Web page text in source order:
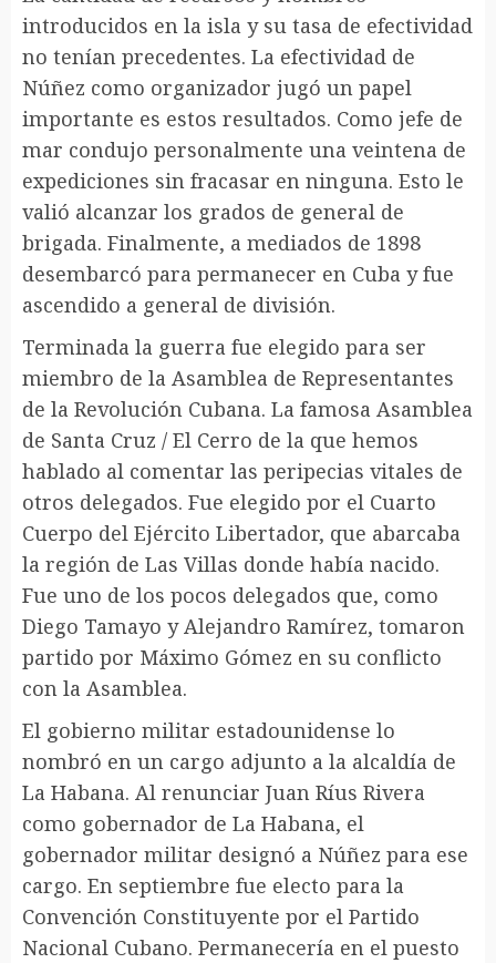
introducidos en la isla y su tasa de efectividad
no tenían precedentes. La efectividad de
Núñez como organizador jugó un papel
importante es estos resultados. Como jefe de
mar condujo personalmente una veintena de
expediciones sin fracasar en ninguna. Esto le
valió alcanzar los grados de general de
brigada. Finalmente, a mediados de 1898
desembarcó para permanecer en Cuba y fue
ascendido a general de división.
Terminada la guerra fue elegido para ser
miembro de la Asamblea de Representantes
de la Revolución Cubana. La famosa Asamblea
de Santa Cruz / El Cerro de la que hemos
hablado al comentar las peripecias vitales de
otros delegados. Fue elegido por el Cuarto
Cuerpo del Ejército Libertador, que abarcaba
la región de Las Villas donde había nacido.
Fue uno de los pocos delegados que, como
Diego Tamayo y Alejandro Ramírez, tomaron
partido por Máximo Gómez en su conflicto
con la Asamblea.
El gobierno militar estadounidense lo
nombró en un cargo adjunto a la alcaldía de
La Habana. Al renunciar Juan Ríus Rivera
como gobernador de La Habana, el
gobernador militar designó a Núñez para ese
cargo. En septiembre fue electo para la
Convención Constituyente por el Partido
Nacional Cubano. Permanecería en el puesto